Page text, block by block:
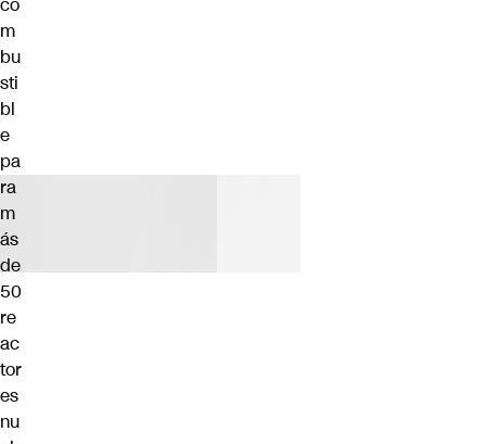
m
bu
sti
bl
e
pa
ra
m
ás
de
50
re
ac
tor
es
nu